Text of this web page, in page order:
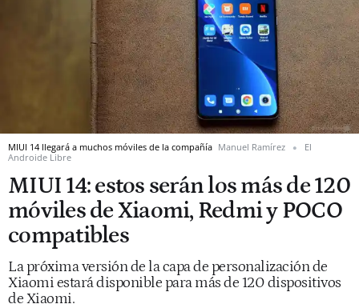
MIUI 14 llegará a muchos móviles de la compañía Manuel Ramírez
El
Androide Libre
MIUI 14: estos serán los más de 120
móviles de Xiaomi, Redmi y POCO
compatibles
La próxima versión de la capa de personalización de
Xiaomi estará disponible para más de 120 dispositivos
de Xiaomi.